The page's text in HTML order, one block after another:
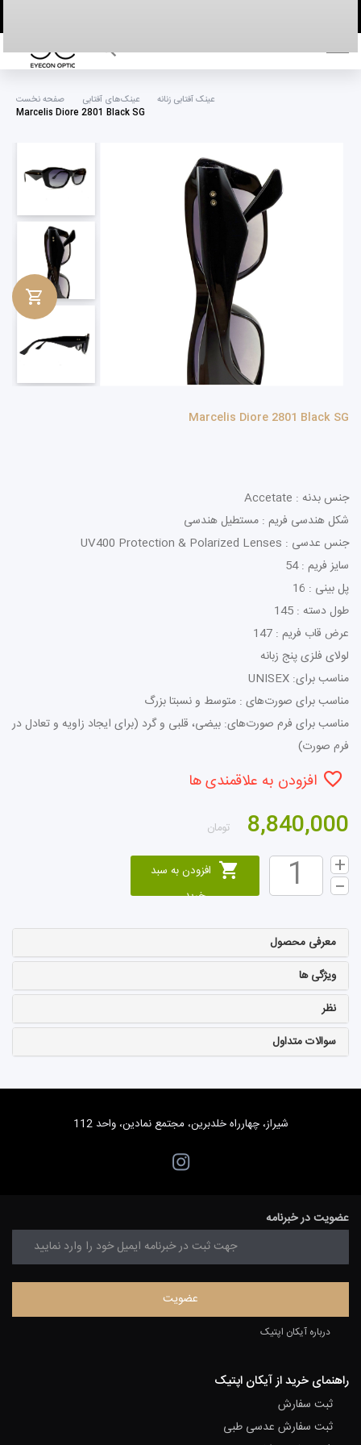
صفحه نخست عینک‌های آفتابی
عینک آفتابی زنانه
Marcelis Diore 2801 Black SG
Marcelis Diore 2801 Black SG
جنس بدنه : Accetate
شکل هندسی فریم : مستطیل هندسی
جنس عدسی : UV400 Protection & Polarized Lenses
سایز فریم : 54
پل بینی : 16
طول دسته : 145
عرض قاب فریم : 147
لولای فلزی پنج زبانه
مناسب برای: UNISEX
مناسب برای صورت‌های : متوسط و نسبتا بزرگ
مناسب برای فرم صورت‌های: بیضی، قلبی و گرد (برای ایجاد زاویه و تعادل در
فرم صورت)
افزودن به علاقمندی ها
8,840,000 تومان
افزودن به سبد
خرید
معرفی محصول
ویژگی ها
نظر
سوالات متداول
شیراز، چهارراه خلدبرین، مجتمع نمادین، واحد 112
عضویت در خبرنامه
درباره آیکان اپتیک
راهنمای خرید از آیکان اپتیک
ثبت سفارش
ثبت سفارش عدسی طبی